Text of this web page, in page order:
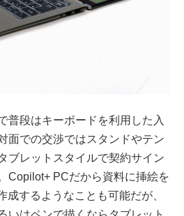
段はキーボードを利用した入
面での交渉ではスタンドやテン
ブレットスタイルで契約サイン
Copilot+ PCだから資料に挿絵を
成するようなことも可能だが、